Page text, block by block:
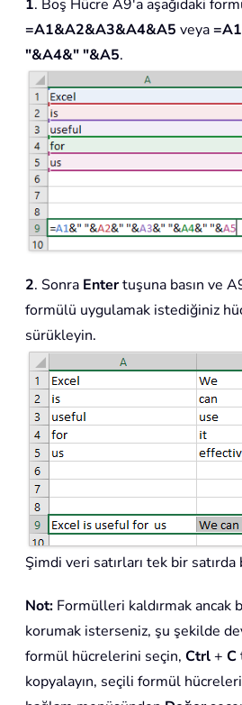
1. Boş Hücre A9'a aşağıdaki
=A1&A2&A3&A4&A5 veya
"&A4&" "&A5.
2. Sonra Entertuşuna basın ve
formülü uygulamak istediğiniz
sürükleyin.
Şimdi veri satırları tek bir
Not: Formülleri kaldırmak ancak
korumak isterseniz, şu şekilde
formül hücrelerini seçin, Ctrl+ C
kopyalayın, seçili formül